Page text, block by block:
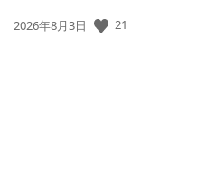
公
2026年8月3日 21